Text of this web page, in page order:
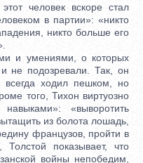
человек вскоре стал
в партии»: «никто
никто больше его
и умениями, о которых
не подозревали. Так, он
ходил пешком, но
того, Тихон виртуозно
«выворотить
из болота лошадь,
французов, пройти в
показывает, что
войны непобедим,